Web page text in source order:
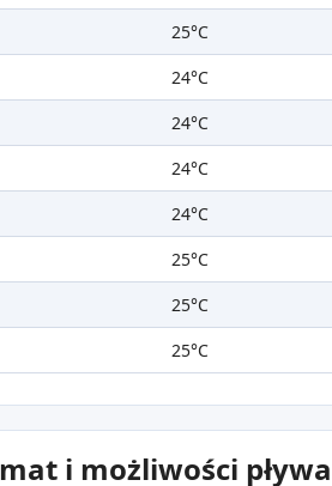
25°C
24°C
24°C
24°C
24°C
25°C
25°C
25°C
i możliwości